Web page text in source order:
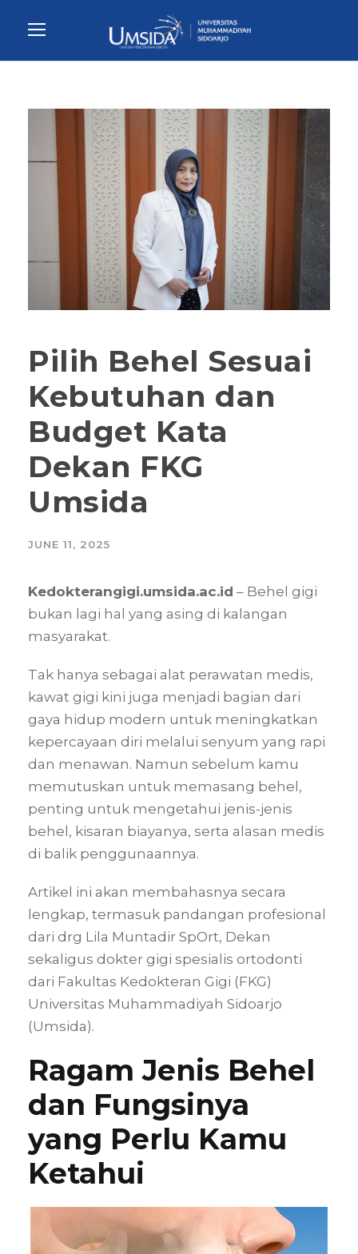
Pilih Behel Sesuai
Kebutuhan dan
Budget Kata
Dekan FKG
Umsida
JUNE 11, 2025
Kedokterangigi.umsida.ac.id – Behel gigi
bukan lagi hal yang asing di kalangan
masyarakat.
Tak hanya sebagai alat perawatan medis,
kawat gigi kini juga menjadi bagian dari
gaya hidup modern untuk meningkatkan
kepercayaan diri melalui senyum yang rapi
dan menawan. Namun sebelum kamu
memutuskan untuk memasang behel,
penting untuk mengetahui jenis-jenis
behel, kisaran biayanya, serta alasan medis
di balik penggunaannya.
Artikel ini akan membahasnya secara
lengkap, termasuk pandangan profesional
dari drg Lila Muntadir SpOrt, Dekan
sekaligus dokter gigi spesialis ortodonti
dari Fakultas Kedokteran Gigi (FKG)
Universitas Muhammadiyah Sidoarjo
(Umsida).
Ragam Jenis Behel
dan Fungsinya
yang Perlu Kamu
Ketahui